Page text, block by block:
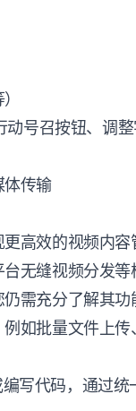
号召按钮、调
体传输
高效的视频内
无缝视频分发等
需充分了解其
如批量文件上
写代码，通过统